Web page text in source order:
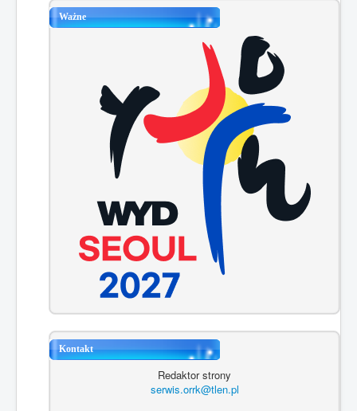
Ważne
Kontakt
Redaktor strony
serwis.orrk@tlen.pl